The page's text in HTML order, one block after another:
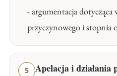
- argumentacja dotycząca
przyczynowego i stopnia
5 Apelacja i działania